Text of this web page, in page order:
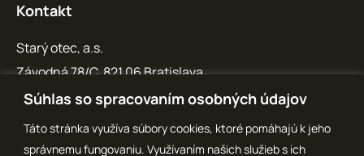
Súhlas so spracovaním osobných údajov
Táto stránka využíva súbory cookies, ktoré pomáhajú k jeho
správnemu fungovaniu. Využívaním našich služieb s ich
Kontakt
Starý otec, a.s.
Závodná 78/C, 821 06 Bratislava
IČO: 36 769 371
info@staryotec.sk